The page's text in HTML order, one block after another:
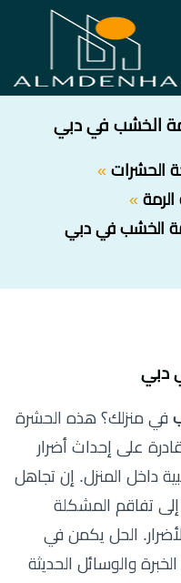
الخشب في دبي
الحشرات
الخشب في دبي
دبي
في منزلك؟ هذه الحشرة
على إحداث أضرار
داخل المنزل. إن تجاهل
تفاقم المشكلة
الحل يكمن في
والوسائل الحديثة